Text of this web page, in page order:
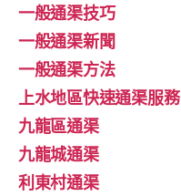
一般通渠技巧
一般通渠新聞
一般通渠方法
上水地區快速通渠服務
九龍區通渠
九龍城通渠
利東村通渠